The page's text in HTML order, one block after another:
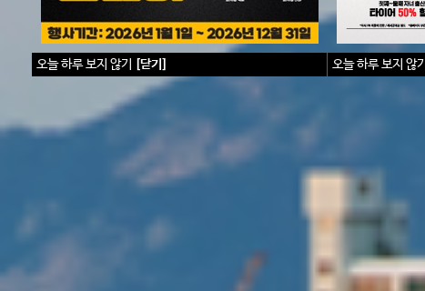
오늘하루보지 않기 [닫기] 오늘하루보지 않기